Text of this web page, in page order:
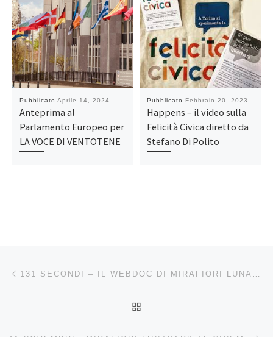
Pubblicato Aprile 14, 2024
Anteprima al
Parlamento Europeo per
LA VOCE DI VENTOTENE
Pubblicato Febbraio 20, 2023
Happens – il video sulla
Felicità Civica diretto da
Stefano Di Polito
Navigazione articoli